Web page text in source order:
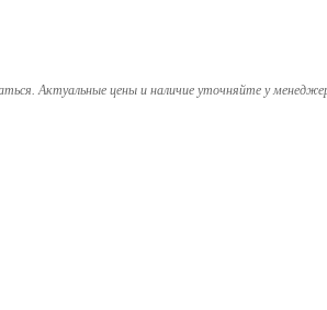
Актуальные цены и наличие уточняйте у